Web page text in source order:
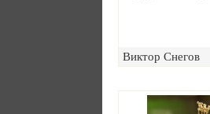
Виктор Снегов